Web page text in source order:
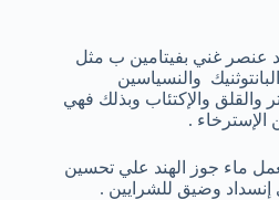
عنصر غني بفيتامين ب مثل
والنسياسين
والقلق والإكتئاب وبذلك فهي
الإسترخاء .
ماء جوز الهند علي تحسين
إنسداد وضيق للشرايين .